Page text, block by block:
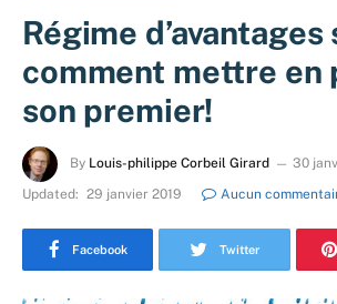
Régime d’avantages
comment mettre en
son premier!
By Louis-philippe Corbeil Girard
30
Updated: 29 janvier 2019 Aucun
Facebook Twitter